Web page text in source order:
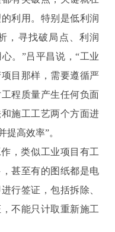
利用。特别是低利润
，寻找破局点、利润
。”吕平昌说，“工业
目那样，需要遵循严
程质量产生任何负面
施工工艺两个方面进
高效率”。
，类似工业项目有工
甚至有的图纸都是电
行签证，包括拆除、
不能只计取重新施工